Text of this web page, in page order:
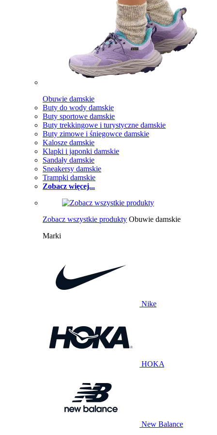
Obuwie damskie
Buty do wody damskie
Buty sportowe damskie
Buty trekkingowe i turystyczne damskie
Buty zimowe i śniegowce damskie
Kalosze damskie
Klapki i japonki damskie
Sandały damskie
Sneakersy damskie
Trampki damskie
Zobacz więcej...
Zobacz wszystkie produkty Obuwie damskie
Marki
Nike
HOKA
New Balance